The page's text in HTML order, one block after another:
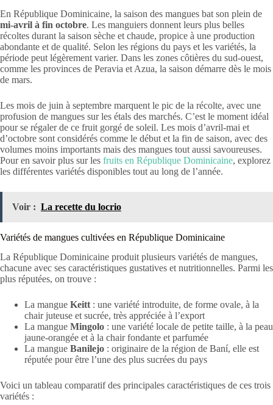
En République Dominicaine, la saison des mangues bat son plein de
mi-avril à fin octobre. Les manguiers donnent leurs plus belles
récoltes durant la saison sèche et chaude, propice à une production
abondante et de qualité. Selon les régions du pays et les variétés, la
période peut légèrement varier. Dans les zones côtières du sud-ouest,
comme les provinces de Peravia et Azua, la saison démarre dès le mois
de mars.
Les mois de juin à septembre marquent le pic de la récolte, avec une
profusion de mangues sur les étals des marchés. C’est le moment idéal
pour se régaler de ce fruit gorgé de soleil. Les mois d’avril-mai et
d’octobre sont considérés comme le début et la fin de saison, avec des
volumes moins importants mais des mangues tout aussi savoureuses.
Pour en savoir plus sur les fruits en République Dominicaine, explorez
les différentes variétés disponibles tout au long de l’année.
Voir : La recette du locrio
Variétés de mangues cultivées en République Dominicaine
La République Dominicaine produit plusieurs variétés de mangues,
chacune avec ses caractéristiques gustatives et nutritionnelles. Parmi les
plus réputées, on trouve :
La mangue Keitt : une variété introduite, de forme ovale, à la
chair juteuse et sucrée, très appréciée à l’export
La mangue Mingolo : une variété locale de petite taille, à la peau
jaune-orangée et à la chair fondante et parfumée
La mangue Banilejo : originaire de la région de Baní, elle est
réputée pour être l’une des plus sucrées du pays
Voici un tableau comparatif des principales caractéristiques de ces trois
variétés :